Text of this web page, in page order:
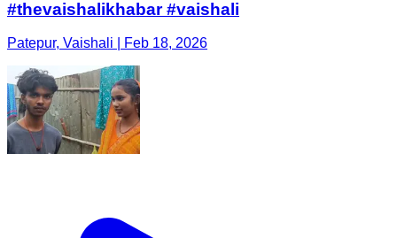
#thevaishalikhabar #vaishali
Patepur, Vaishali | Feb 18, 2026